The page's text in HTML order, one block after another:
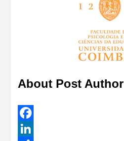
About Post Author
Facebook